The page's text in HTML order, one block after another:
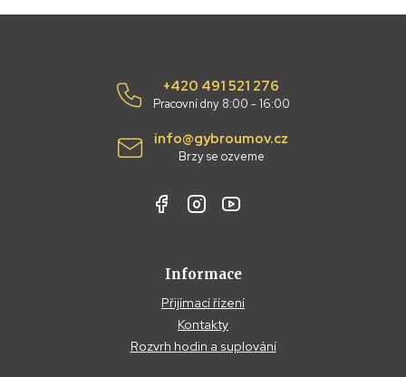
+420 491 521 276
Pracovní dny 8:00 - 16:00
info@gybroumov.cz
Brzy se ozveme
Informace
Přijímací řízení
Kontakty
Rozvrh hodin a suplování